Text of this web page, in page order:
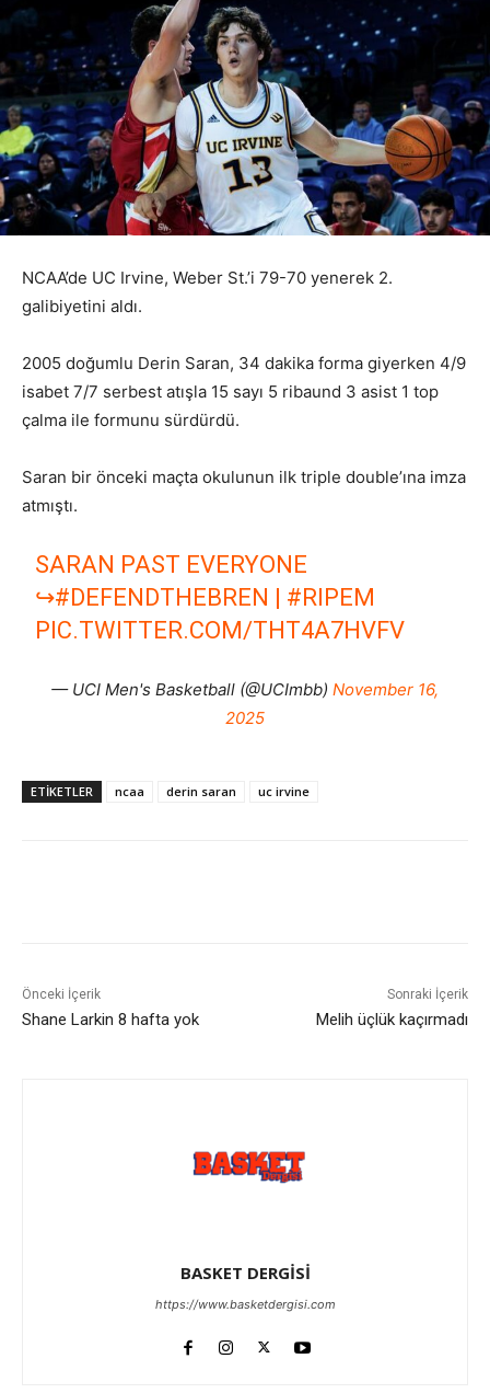
NCAA’de UC Irvine, Weber St.’i 79-70 yenerek 2.
galibiyetini aldı.
2005 doğumlu Derin Saran, 34 dakika forma giyerken 4/9
isabet 7/7 serbest atışla 15 sayı 5 ribaund 3 asist 1 top
çalma ile formunu sürdürdü.
Saran bir önceki maçta okulunun ilk triple double’ına imza
atmıştı.
SARAN PAST EVERYONE
↪️#DEFENDTHEBREN
#RIPEM
PIC.TWITTER.COM/THT4A7HVFV
— UCI Men's Basketball (@UCImbb) November 16,
2025
ETIKETLER ncaa derin saran uc irvine
Önceki İçerik
Shane Larkin 8 hafta yok
Sonraki İçerik
Melih üçlük kaçırmadı
BASKET DERGİSİ
https://www.basketdergisi.com